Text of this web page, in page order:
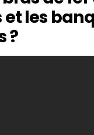
les
?